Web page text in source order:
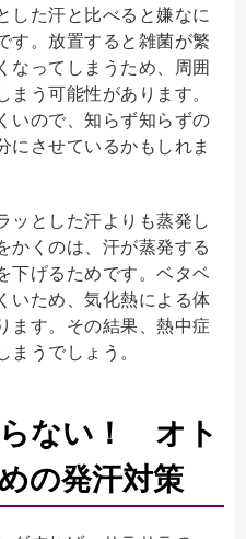
した汗と比べると嫌なに
す。放置すると雑菌が繁
なってしまうため、周囲
う可能性があります。
いので、知らず知らずの
にさせているかもしれま
ッとした汗よりも蒸発し
かくのは、汗が蒸発する
下げるためです。ベタベ
いため、気化熱による体
ます。その結果、熱中症
うでしょう。
ない！ オト
の発汗対策